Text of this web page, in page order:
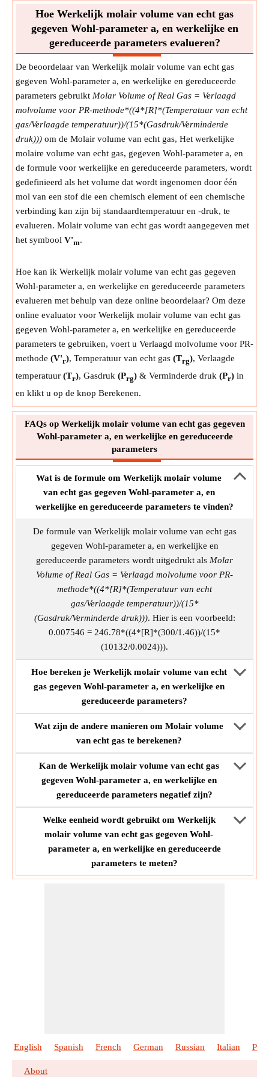
dimensieloos.
Symbool: P
Meting:NA
Eenheid:Unitless
Opmerking:
De waarde moet tussen 0 en 1 liggen.
Hoe Werkelijk molair volume van echt gas
gegeven Wohl-parameter a, en werkelijke en
gereduceerde parameters evalueren?
De beoordelaar van Werkelijk molair volume van echt gas
gegeven Wohl-parameter a, en werkelijke en gereduceerde
parameters gebruikt Molar Volume of Real Gas = Verlaagd
molvolume voor PR-methode*((4*[R]*(Temperatuur van echt
gas/Verlaagde temperatuur))/(15*(Gasdruk/Verminderde
druk))) om de Molair volume van echt gas, Het werkelijke
molaire volume van echt gas, gegeven Wohl-parameter a, en
de formule voor werkelijke en gereduceerde parameters, wordt
gedefinieerd als het volume dat wordt ingenomen door één
mol van een stof die een chemisch element of een chemische
verbinding kan zijn bij standaardtemperatuur en -druk, te
evalueren. Molair volume van echt gas wordt aangegeven met
het symbool V'm.
Hoe kan ik Werkelijk molair volume van echt gas gegeven
Wohl-parameter a, en werkelijke en gereduceerde parameters
evalueren met behulp van deze online beoordelaar? Om deze
online evaluator voor Werkelijk molair volume van echt gas
gegeven Wohl-parameter a, en werkelijke en gereduceerde
parameters te gebruiken, voert u Verlaagd molvolume voor PR-
methode (V'r), Temperatuur van echt gas (Trg), Verlaagde
temperatuur (Tr), Gasdruk (Prg) & Verminderde druk (Pr) in
en klikt u op de knop Berekenen.
FAQs op Werkelijk molair volume van echt gas gegeven
Wohl-parameter a, en werkelijke en gereduceerde
parameters
Wat is de formule om Werkelijk molair volume
van echt gas gegeven Wohl-parameter a, en
werkelijke en gereduceerde parameters te vinden?
De formule van Werkelijk molair volume van echt gas
gegeven Wohl-parameter a, en werkelijke en
gereduceerde parameters wordt uitgedrukt als Molar
Volume of Real Gas = Verlaagd molvolume voor PR-
methode*((4*[R]*(Temperatuur van echt
gas/Verlaagde temperatuur))/(15*
(Gasdruk/Verminderde druk))). Hier is een voorbeeld:
0.007546 = 246.78*((4*[R]*(300/1.46))/(15*
(10132/0.0024))).
Hoe bereken je Werkelijk molair volume van echt
gas gegeven Wohl-parameter a, en werkelijke en
gereduceerde parameters?
Wat zijn de andere manieren om Molair volume
van echt gas te berekenen?
Kan de Werkelijk molair volume van echt gas
gegeven Wohl-parameter a, en werkelijke en
gereduceerde parameters negatief zijn?
Welke eenheid wordt gebruikt om Werkelijk
molair volume van echt gas gegeven Wohl-
parameter a, en werkelijke en gereduceerde
parameters te meten?
English Spanish French German Russian Italian
About